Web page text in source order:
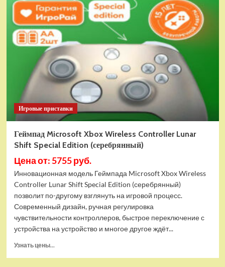
Among
Us
Impostor
Edition
(XBOX
X)
Игровые приставки
Геймпад Microsoft Xbox Wireless Controller Lunar
Shift Special Edition (серебрянный)
Цена от: 5755 руб.
Инновационная модель Геймпада Microsoft Xbox Wireless
Controller Lunar Shift Special Edition (серебрянный)
позволит по-другому взглянуть на игровой процесс.
Современный дизайн, ручная регулировка
чувствительности контроллеров, быстрое переключение с
устройства на устройство и многое другое ждёт...
Узнать цены...